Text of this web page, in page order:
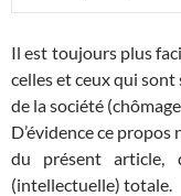
Il est toujours plus
celles et ceux qui
de la société
D’évidence ce propos
du présent article,
(intellectuelle) totale.